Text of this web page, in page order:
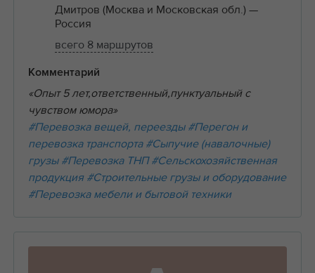
Дмитров (Москва и Московская обл.) —
Россия
всего 8 маршрутов
Комментарий
«Опыт 5 лет,ответственный,пунктуальный с
чувством юмора»
#Перевозка вещей, переезды #Перегон и
перевозка транспорта #Сыпучие (навалочные)
грузы #Перевозка ТНП #Сельскохозяйственная
продукция #Строительные грузы и оборудование
#Перевозка мебели и бытовой техники